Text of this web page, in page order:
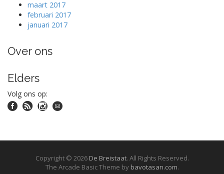
maart 2017
februari 2017
januari 2017
Over ons
Elders
Volg ons op:
Copyright © 2026 De Breistaat. All Rights Reserved.
The Arcade Basic Theme by bavotasan.com.